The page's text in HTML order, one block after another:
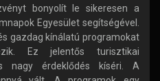
bonyolít le sikeresen a
Egyesület segítségével.
gazdag kínálatú programokat
Ez jelentős turisztikai
nagy érdeklődés kíséri. A